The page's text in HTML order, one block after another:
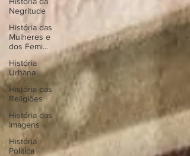
Negritude
História das
Mulheres e
dos Femi...
História
Urbana
História das
Religiões
História das
Imagens
História
Política